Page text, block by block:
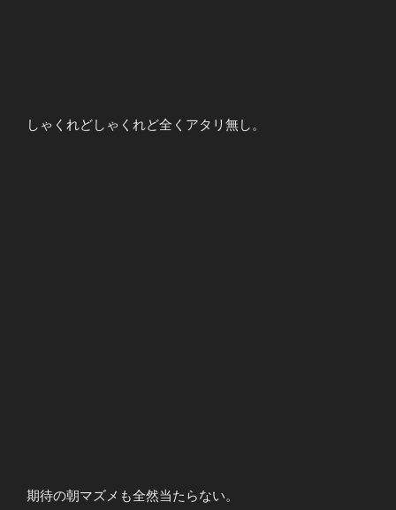
しゃくれどしゃくれど全くアタリ無し。
期待の朝マズメも全然当たらない。